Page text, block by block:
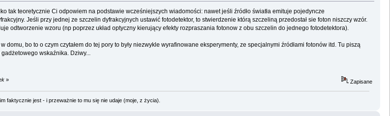
tak teoretycznie Ci odpowiem na podstawie wcześniejszych wiadomości: nawet jeśli źródło światła emituje pojedyncze
Jeśli przy jednej ze szczelin dyfrakcyjnych ustawić fotodetektor, to stwierdzenie którą szczeliną przedostał sie foton niszczy wzór.
odtworzenie wzoru (np poprzez układ optyczny kierujący efekty rozpraszania fotonow z obu szczelin do jednego fotodetektora).
domu, bo to o czym czytałem do tej pory to były niezwykle wyrafinowane eksperymenty, ze specjalnymi źródłami fotonów itd. Tu piszą
wskaźnika. Dziwy...
» Zapisane
faktycznie jest - i przeważnie to mu się nie udaje (moje, z życia).